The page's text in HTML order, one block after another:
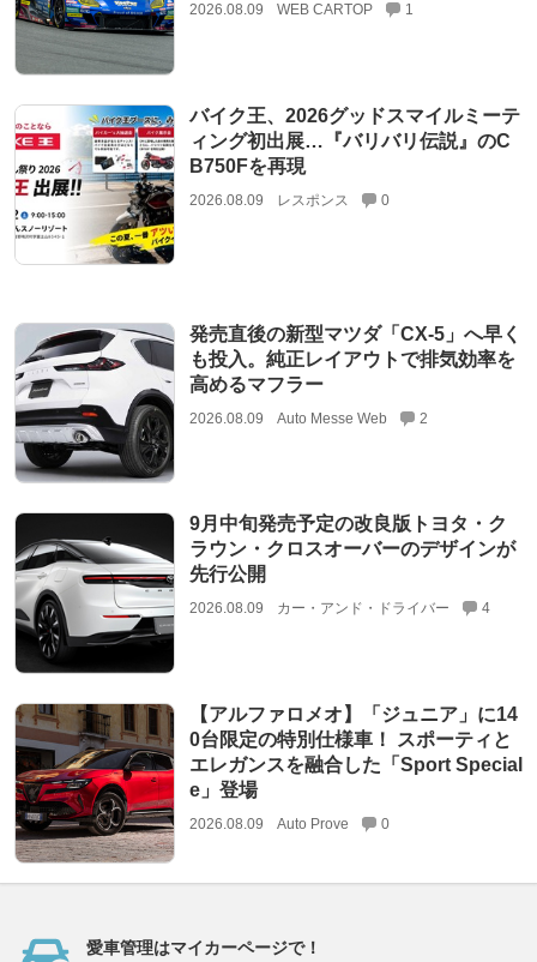
2026.08.09 WEB CARTOP 1
バイク王、2026グッドスマイルミーテ
ィング初出展…『バリバリ伝説』のC
B750Fを再現
2026.08.09 レスポンス 0
発売直後の新型マツダ「CX-5」へ早く
も投入。純正レイアウトで排気効率を
高めるマフラー
2026.08.09 Auto Messe Web 2
9月中旬発売予定の改良版トヨタ・ク
ラウン・クロスオーバーのデザインが
先行公開
2026.08.09 カー・アンド・ドライバー 4
【アルファロメオ】「ジュニア」に14
0台限定の特別仕様車！ スポーティと
エレガンスを融合した「Sport Special
e」登場
2026.08.09 Auto Prove 0
愛車管理はマイカーページで！